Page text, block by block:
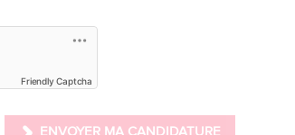
Friendly Captcha
ENVOYER MA CANDIDATURE